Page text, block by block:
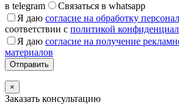
в telegram
Связаться в whatsapp
Я даю согласие на обработку
соответствии с политикой
Я даю согласие на получение
материалов
×
Заказать консультацию